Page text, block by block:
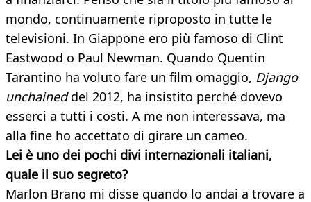
mondo, continuamente riproposto in tutte le
televisioni. In Giappone ero più famoso di Clint
Eastwood o Paul Newman. Quando Quentin
Tarantino ha voluto fare un film omaggio, Django
unchaineddel 2012, ha insistito perché dovevo
esserci a tutti i costi. A me non interessava, ma
alla fine ho accettato di girare un cameo.
Lei è uno dei pochi divi internazionali italiani,
quale il suo segreto?
Marlon Brano mi disse quando lo andai a trovare a